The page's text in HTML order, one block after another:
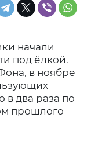
начали
под ёлкой.
в ноябре
в два раза по
прошлого